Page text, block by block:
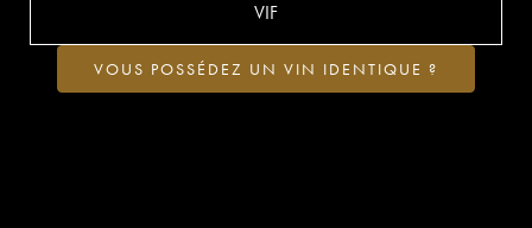
VIF
VOUS POSSÉDEZ UN VIN IDENTIQUE ?